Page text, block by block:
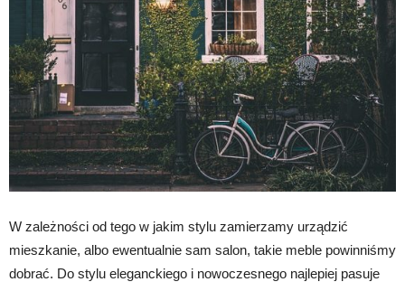
W zależności od tego w jakim stylu zamierzamy urządzić
mieszkanie, albo ewentualnie sam salon, takie meble powinniśmy
dobrać. Do stylu eleganckiego i nowoczesnego najlepiej pasuje